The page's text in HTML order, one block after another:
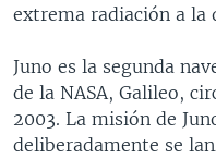
extrema radiación a la
Juno es la segunda
de la NASA, Galileo,
2003. La misión de
deliberadamente se